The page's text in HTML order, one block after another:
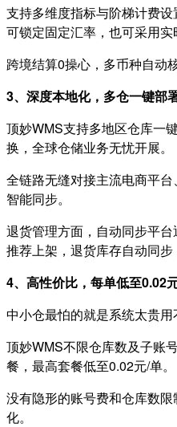
支持多维度指标与阶梯计费
可锁定固定汇率，也可采用实
跨境结算0操心，多币种自动
3、深度本地化，多仓一键部
顶妙WMS支持多地区仓库一
换，全球仓储业务无忧开展。
全链路无缝对接主流电商平
智能同步。
退货管理方面，自动同步平
推荐上架，退货库存自动同步
4、高性价比，每单低至0.02
中小仓最怕的就是系统太贵用
顶妙WMS不限仓库数及子账
餐，最高套餐低至0.02元/单。
没有隐形的账号费和仓库数
化。